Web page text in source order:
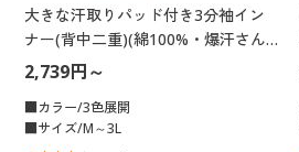
大きな汗取りパッド付き3分袖イン
ナー(背中二重)(綿100%・爆汗さん
®)(吸汗速乾・抗菌防臭)
2,739円～
■カラー/3色展開
■サイズ/M～3L